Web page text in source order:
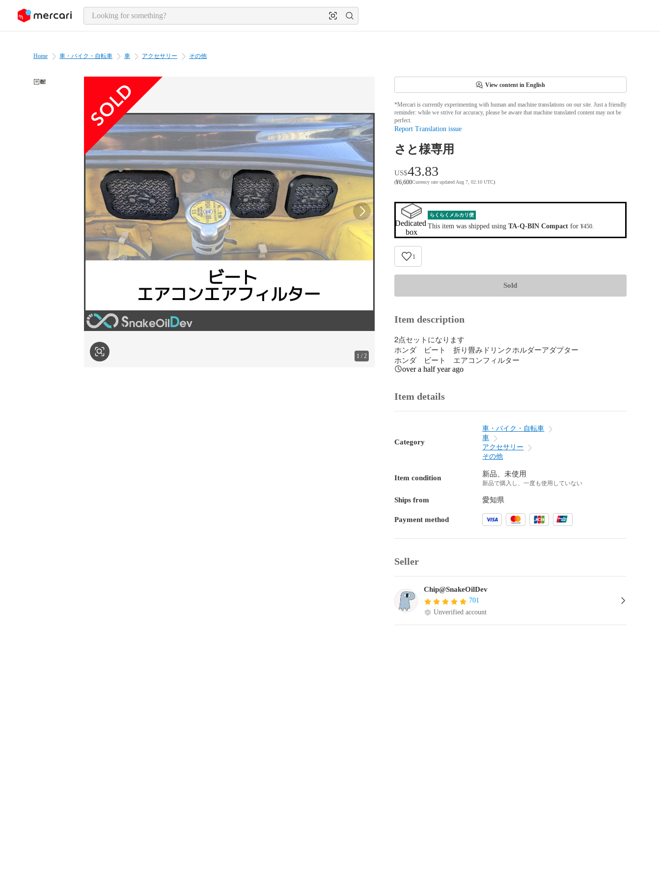
page content
Home 車・バイク・自転車 車 アクセサリー その他
1 /2
View content in English
*Mercari is currently experimenting with human and machine translations on our site. Just a friendly
reminder: while we strive for accuracy, please be aware that machine translated content may not be
perfect.
Report Translation issue
さと様専用
US$43.83
(¥6,600Currency rate updated Aug 7, 02:10 UTC)
Dedicated
box
らくらくメルカリ便
This item was shipped using TA-Q-BIN Compactfor ¥450.
1
Sold
Item description
2点セットになります
ホンダ　ビート　折り畳みドリンクホルダーアダプター
ホンダ　ビート　エアコンフィルター
over a half year ago
Item details
Category
車・バイク・自転車
車
アクセサリー
その他
Item condition 新品、未使用
新品で購入し、一度も使用していない
Ships from 愛知県
Payment method
Seller
Chip@SnakeOilDev
701
Unverified account